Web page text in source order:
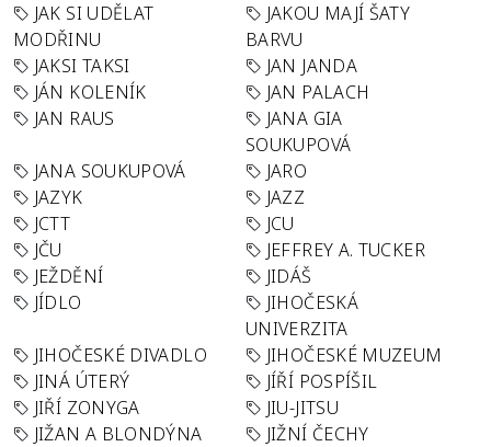
JAK SI UDĚLAT
MODŘINU
JAKOU MAJÍ ŠATY
BARVU
JAKSI TAKSI
JAN JANDA
JÁN KOLENÍK
JAN PALACH
JAN RAUS
JANA GIA
SOUKUPOVÁ
JANA SOUKUPOVÁ
JARO
JAZYK
JAZZ
JCTT
JCU
JČU
JEFFREY A. TUCKER
JEŽDĚNÍ
JIDÁŠ
JÍDLO
JIHOČESKÁ
UNIVERZITA
JIHOČESKÉ DIVADLO
JIHOČESKÉ MUZEUM
JINÁ ÚTERÝ
JÍŘÍ POSPÍŠIL
JIŘÍ ZONYGA
JIU-JITSU
JIŽAN A BLONDÝNA
JIŽNÍ ČECHY